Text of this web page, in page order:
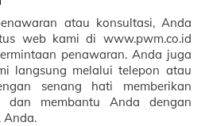
atau konsultasi, Anda
web kami di www.pwm.co.id
penawaran. Anda juga
langsung melalui telepon atau
senang hati memberikan
dan membantu Anda dengan
Anda.